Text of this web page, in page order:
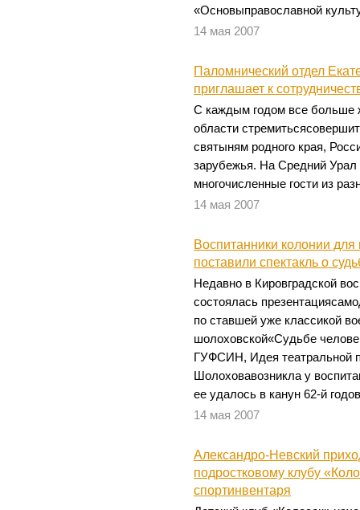
«Основыправославной
14 мая 2007
Паломнический отдел
приглашает к
С каждым годом все больше
области
святыням родного края,
зарубежья. На Средний Урал
многочисленные гости из
14 мая 2007
Воспитанники колонии
поставили спектакль о
Недавно в Кировградской
состоялась
по ставшей уже классикой
шолоховской«Судьбе
ГУФСИН, Идея театральной
Шолоховавозникла у
ее удалось в канун 62-й
14 мая 2007
Александро-Невский
подростковому клубу
спортинвентаря